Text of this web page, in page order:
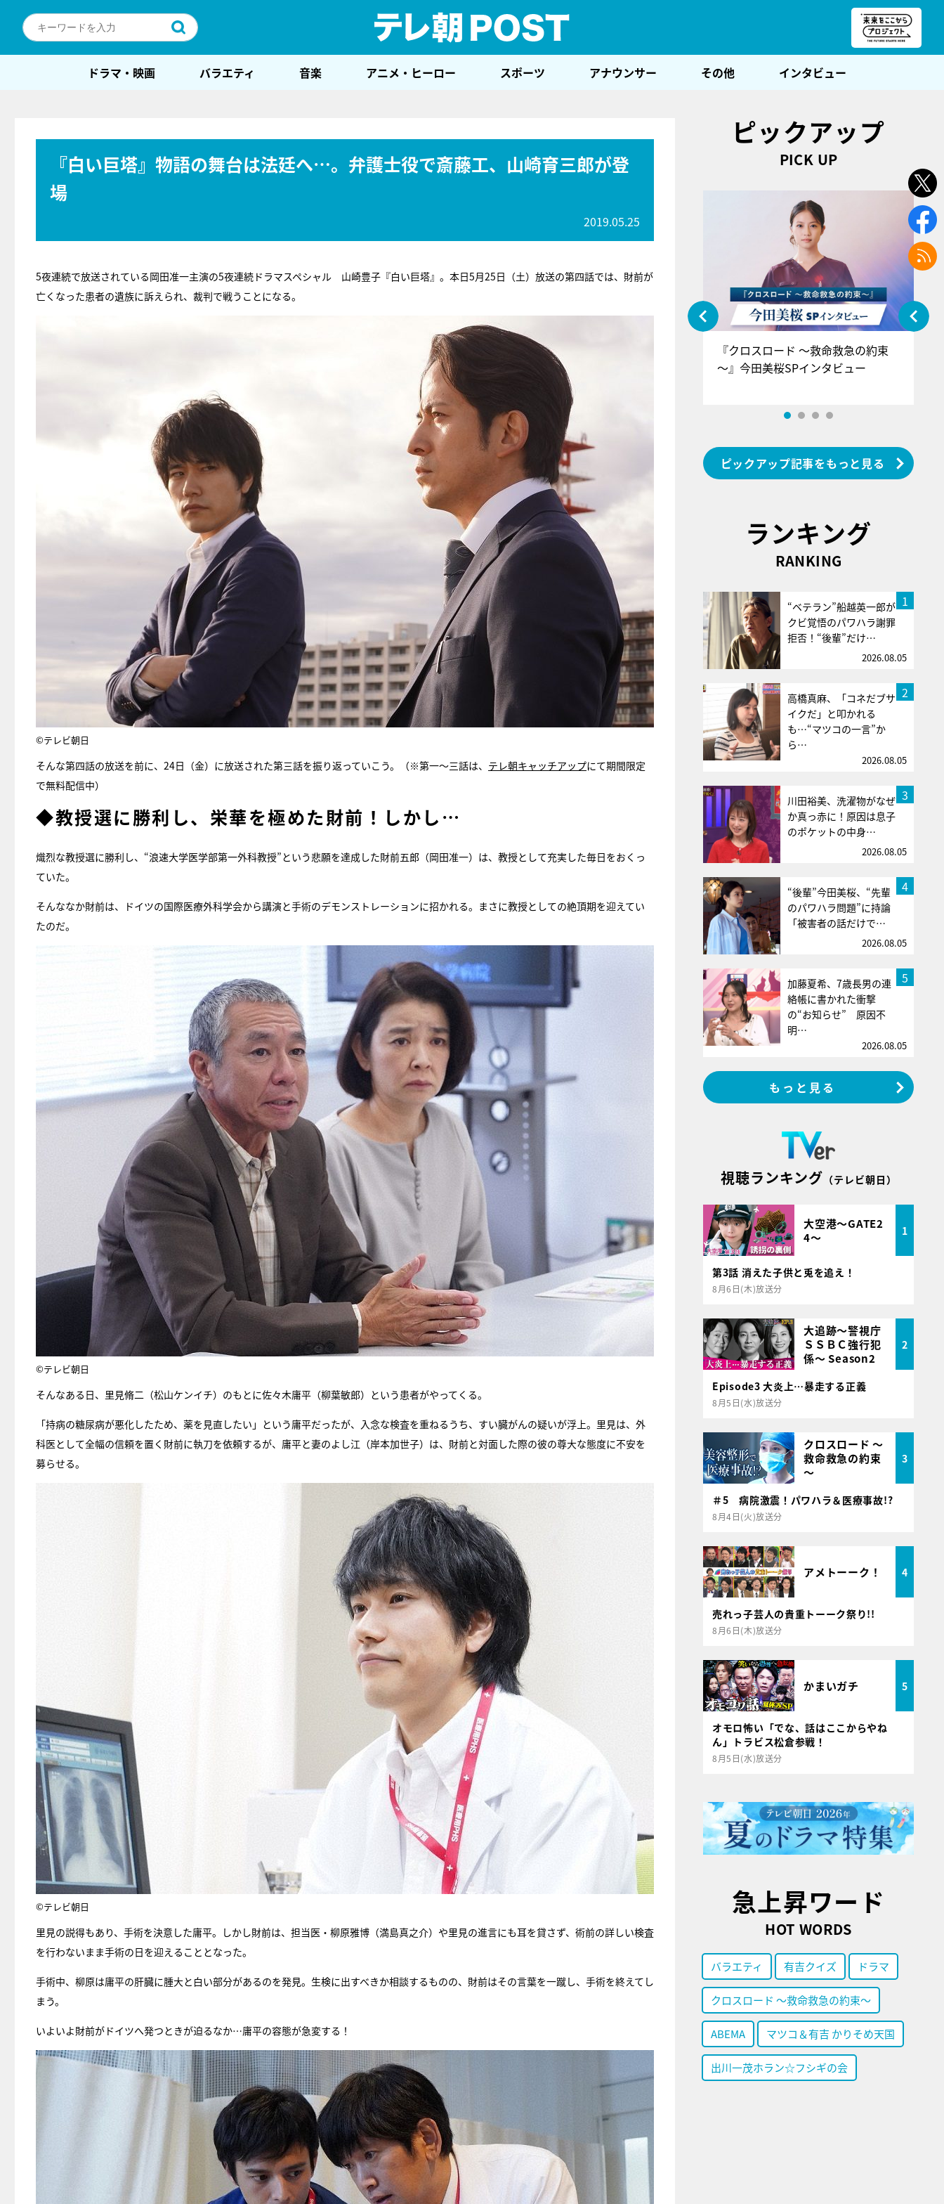
ドラマ・映画 バラエティ 音楽 アニメ・ヒーロー スポーツ アナウンサー その他 インタビュー
『白い巨塔』物語の舞台は法廷へ…。弁護士役で斎藤工、山崎育三郎が登
場
2019.05.25
5夜連続で放送されている岡田准一主演の5夜連続ドラマスペシャル 山崎豊子『白い巨塔』。本日5月25日（土）放送の第四話では、財前が
亡くなった患者の遺族に訴えられ、裁判で戦うことになる。
©テレビ朝日
そんな第四話の放送を前に、24日（金）に放送された第三話を振り返っていこう。（※第一～三話は、 テレ朝キャッチアップにて期間限定
で無料配信中）
◆教授選に勝利し、栄華を極めた財前！しかし…
熾烈な教授選に勝利し、“浪速大学医学部第一外科教授”という悲願を達成した財前五郎（岡田准一）は、教授として充実した毎日をおくっ
ていた。
そんななか財前は、ドイツの国際医療外科学会から講演と手術のデモンストレーションに招かれる。まさに教授としての絶頂期を迎えてい
たのだ。
©テレビ朝日
そんなある日、里見脩二（松山ケンイチ）のもとに佐々木庸平（柳葉敏郎）という患者がやってくる。
「持病の糖尿病が悪化したため、薬を見直したい」という庸平だったが、入念な検査を重ねるうち、すい臓がんの疑いが浮上。里見は、外
科医として全幅の信頼を置く財前に執刀を依頼するが、庸平と妻のよし江（岸本加世子）は、財前と対面した際の彼の尊大な態度に不安を
募らせる。
©テレビ朝日
里見の説得もあり、手術を決意した庸平。しかし財前は、担当医・柳原雅博（満島真之介）や里見の進言にも耳を貸さず、術前の詳しい検査
を行わないまま手術の日を迎えることとなった。
手術中、柳原は庸平の肝臓に腫大と白い部分があるのを発見。生検に出すべきか相談するものの、財前はその言葉を一蹴し、手術を終えてし
まう。
いよいよ財前がドイツへ発つときが迫るなか…庸平の容態が急変する！
ピックアップ
PICK UP
『アイ＝ラブ！げーみんぐ』＝LOV
E齋藤樹愛羅＆佐々木舞香SPインタ
『クロスロード ～救命救急の約束
～』今田美桜SPインタビュー
ピックアップ記事をもっと見る
ランキング
RANKING
1
“ベテラン”船越英一郎が
クビ覚悟のパワハラ謝罪
拒否！“後輩”だけ…
2026.08.05
2
高橋真麻、「コネだブサ
イクだ」と叩かれる
も…“マツコの一言”か
ら…
2026.08.05
3
川田裕美、洗濯物がなぜ
か真っ赤に！原因は息子
のポケットの中身…
2026.08.05
4
“後輩”今田美桜、“先輩
のパワハラ問題”に持論
「被害者の話だけで…
2026.08.05
5
加藤夏希、7歳長男の連
絡帳に書かれた衝撃
の“お知らせ” 原因不
明…
2026.08.05
もっと見る
視聴ランキング （テレビ朝日）
大空港～GATE2
4～
1
第3話 消えた子供と兎を追え！
8月6日(木)放送分
大追跡～警視庁
ＳＳＢＣ強行犯
係～ Season2
2
Episode3 大炎上…暴走する正義
8月5日(水)放送分
クロスロード ～
救命救急の約束
～
3
＃5 病院激震！パワハラ＆医療事故!?
8月4日(火)放送分
アメトーーク！ 4
売れっ子芸人の貴重トーーク祭り!!
8月6日(木)放送分
かまいガチ 5
オモロ怖い「でな、話はここからやね
ん」トラビス松倉参戦！
8月5日(水)放送分
急上昇ワード
HOT WORDS
バラエティ 有吉クイズ ドラマ
クロスロード ～救命救急の約束～
ABEMA マツコ＆有吉 かりそめ天国
出川一茂ホラン☆フシギの会